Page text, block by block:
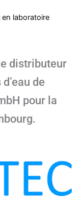
laboratoire
distributeur
de
pour la